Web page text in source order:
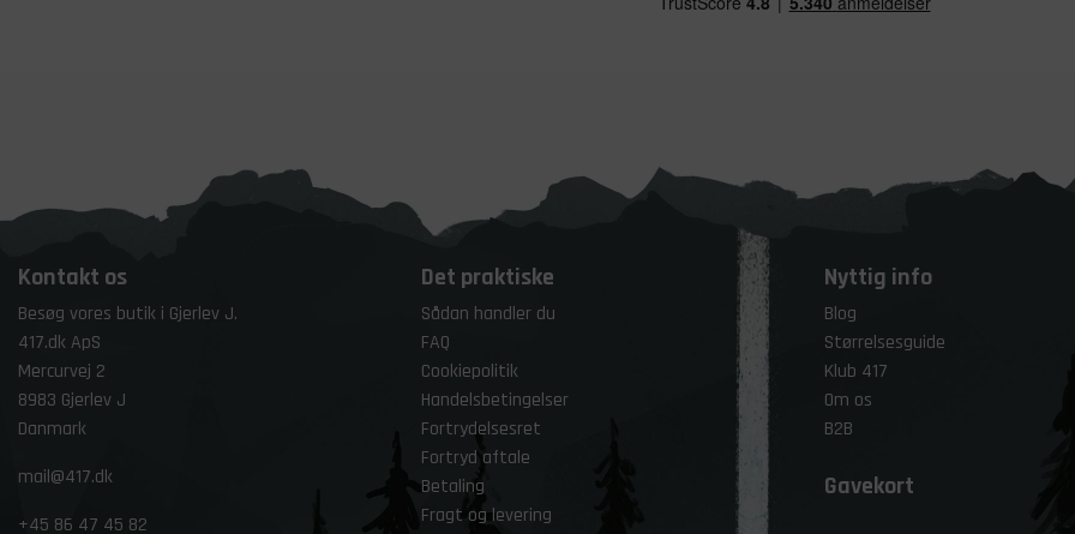
Kontakt os
Besøg vores butik i Gjerlev J.
417.dk ApS
Mercurvej 2
8983 Gjerlev J
Danmark
mail@417.dk
+45 86 47 45 82
Det praktiske
Sådan handler du
FAQ
Cookiepolitik
Handelsbetingelser
Fortrydelsesret
Fortryd aftale
Betaling
Fragt og levering
Nyttig info
Blog
Størrelsesguide
Klub 417
Om os
B2B
Gavekort